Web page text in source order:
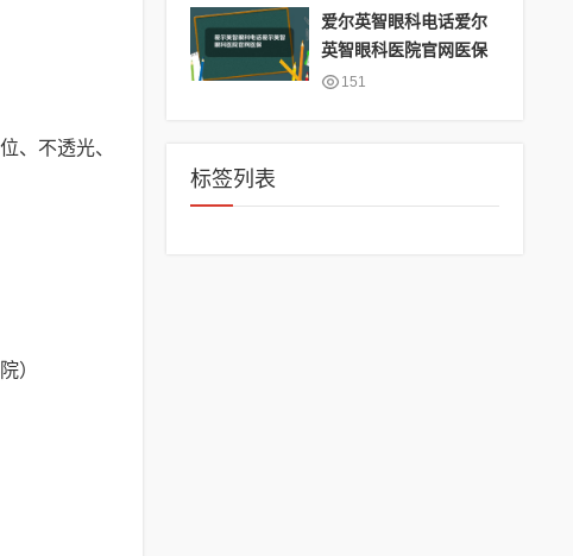
、不透光、
）
爱尔英智眼科电话爱尔
英智眼科医院官网医保
151
标签列表